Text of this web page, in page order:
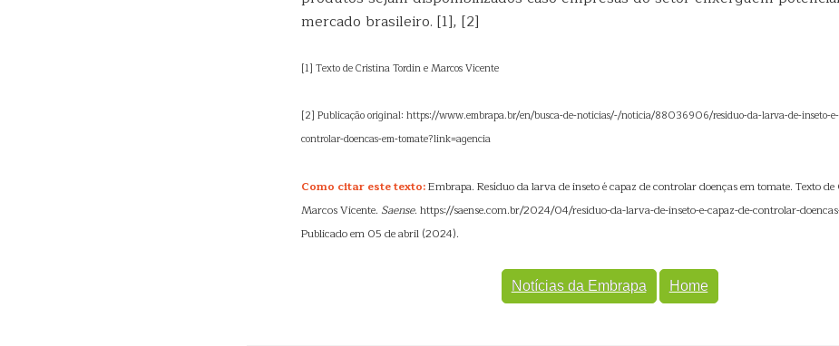
mercado brasileiro. [1], [2]
[1] Texto de Cristina Tordin e Marcos Vicente
[2] Publicação original: https://www.embrapa.br/en/busca-de-noticias/-/noticia/88036906/residuo-da-larva-de-inseto-
controlar-doencas-em-tomate?link=agencia
Como citar este texto:Embrapa. Resíduo da larva de inseto é capaz de controlar doenças em tomate. Texto
Marcos Vicente. Saense. https://saense.com.br/2024/04/residuo-da-larva-de-inseto-e-capaz-de-controlar-
Publicado em 05 de abril (2024).
Notícias da Embrapa Home